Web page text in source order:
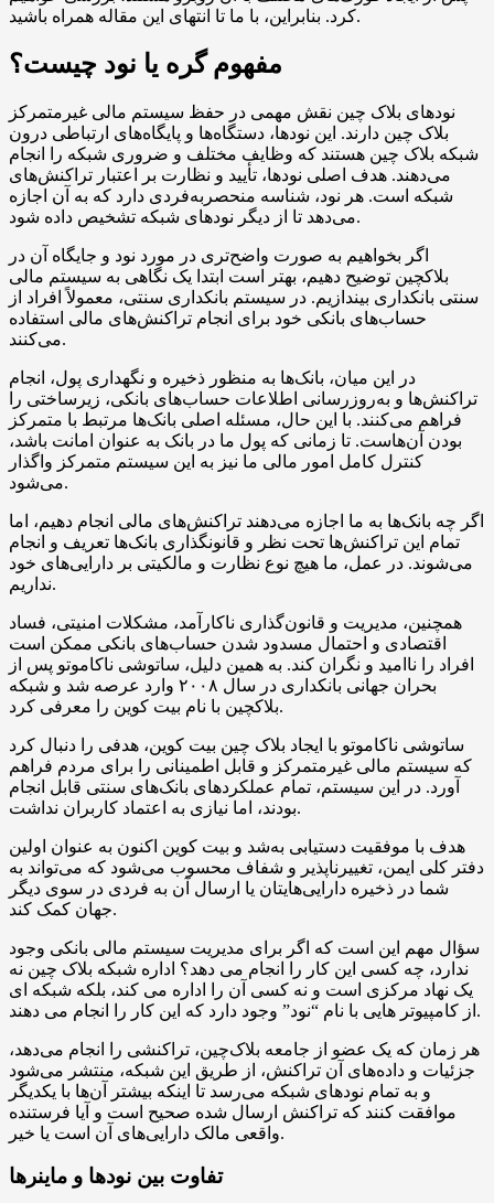
کرد. بنابراین، با ما تا انتهای این مقاله همراه باشید.
مفهوم گره یا نود چیست؟
نودهای بلاک چین نقش مهمی در حفظ سیستم مالی غیرمتمرکز
بلاک چین دارند. این نودها، دستگاه‌ها و پایگاه‌های ارتباطی درون
شبکه بلاک چین هستند که وظایف مختلف و ضروری شبکه را انجام
می‌دهند. هدف اصلی نودها، تأیید و نظارت بر اعتبار تراکنش‌های
شبکه است. هر نود، شناسه منحصربه‌فردی دارد که به آن اجازه
می‌دهد تا از دیگر نودهای شبکه تشخیص داده شود.
اگر بخواهیم به صورت واضح‌تری در مورد نود و جایگاه آن در
بلاکچین توضیح دهیم، بهتر است ابتدا یک نگاهی به سیستم مالی
سنتی بانکداری بیندازیم. در سیستم بانکداری سنتی، معمولاً افراد از
حساب‌های بانکی خود برای انجام تراکنش‌های مالی استفاده
می‌کنند.
در این میان، بانک‌ها به منظور ذخیره و نگهداری پول، انجام
تراکنش‌ها و به‌روزرسانی اطلاعات حساب‌های بانکی، زیرساختی را
فراهم می‌کنند. با این حال، مسئله اصلی بانک‌ها مرتبط با متمرکز
بودن آن‌هاست. تا زمانی که پول ما در بانک به عنوان امانت باشد،
کنترل کامل امور مالی ما نیز به این سیستم متمرکز واگذار
می‌شود.
اگر چه بانک‌ها به ما اجازه می‌دهند تراکنش‌های مالی انجام دهیم، اما
تمام این تراکنش‌ها تحت نظر و قانونگذاری بانک‌ها تعریف و انجام
می‌شوند. در عمل، ما هیچ نوع نظارت و مالکیتی بر دارایی‌های خود
نداریم.
همچنین، مدیریت و قانون‌گذاری ناکارآمد، مشکلات امنیتی، فساد
اقتصادی و احتمال مسدود شدن حساب‌های بانکی ممکن است
افراد را ناامید و نگران کند. به همین دلیل، ساتوشی ناکاموتو پس از
بحران جهانی بانکداری در سال ۲۰۰۸ وارد عرصه شد و شبکه
بلاکچین با نام بیت کوین را معرفی کرد.
ساتوشی ناکاموتو با ایجاد بلاک چین بیت کوین، هدفی را دنبال کرد
که سیستم مالی غیرمتمرکز و قابل اطمینانی را برای مردم فراهم
آورد. در این سیستم، تمام عملکردهای بانک‌های سنتی قابل انجام
بودند، اما نیازی به اعتماد کاربران نداشت.
هدف با موفقیت دستیابی به‌شد و بیت کوین اکنون به عنوان اولین
دفتر کلی ایمن، تغییرناپذیر و شفاف محسوب می‌شود که می‌تواند به
شما در ذخیره دارایی‌هایتان یا ارسال آن به فردی در سوی دیگر
جهان کمک کند.
سؤال مهم این است که اگر برای مدیریت سیستم مالی بانکی وجود
ندارد، چه کسی این کار را انجام می دهد؟ اداره شبکه بلاک چین نه
یک نهاد مرکزی است و نه کسی آن را اداره می کند، بلکه شبکه ای
از کامپیوتر هایی با نام “نود” وجود دارد که این کار را انجام می دهند.
هر زمان که یک عضو از جامعه بلاک‌چین، تراکنشی را انجام می‌دهد،
جزئیات و داده‌های آن تراکنش، از طریق این شبکه، منتشر می‌شود
و به تمام نودهای شبکه می‌رسد تا اینکه بیشتر آن‌ها با یکدیگر
موافقت کنند که تراکنش ارسال شده صحیح است و آیا فرستنده
واقعی مالک دارایی‌های آن است یا خیر.
تفاوت بین نودها و ماینرها